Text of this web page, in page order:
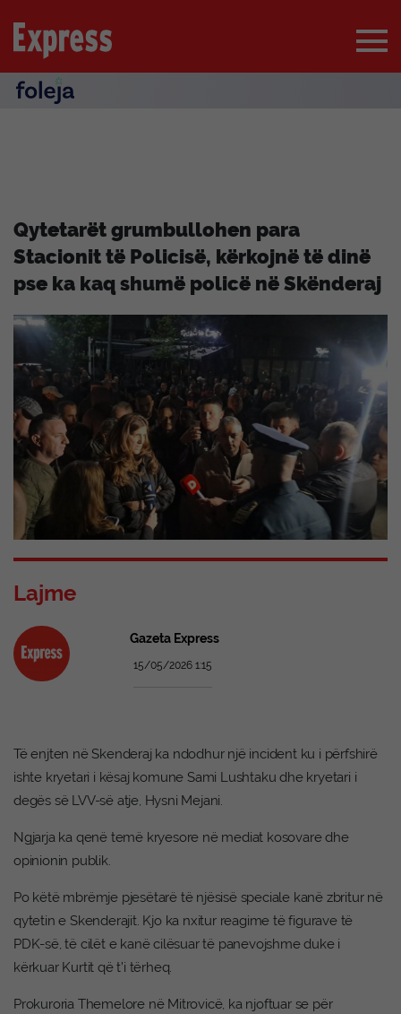
Qytetarët grumbullohen para
Stacionit të Policisë, kërkojnë të dinë
pse ka kaq shumë policë në Skënderaj
Lajme
Gazeta Express
15/05/2026 1:15
Të enjten në Skenderaj ka ndodhur një incident ku i përfshirë
ishte kryetari i kësaj komune Sami Lushtaku dhe kryetari i
degës së LVV-së atje, Hysni Mejani.
Ngjarja ka qenë temë kryesore në mediat kosovare dhe
opinionin publik.
Po këtë mbrëmje pjesëtarë të njësisë speciale kanë zbritur në
qytetin e Skenderajit. Kjo ka nxitur reagime të figurave të
PDK-së, të cilët e kanë cilësuar të panevojshme duke i
kërkuar Kurtit që t’i tërheq.
Prokuroria Themelore në Mitrovicë, ka njoftuar se për